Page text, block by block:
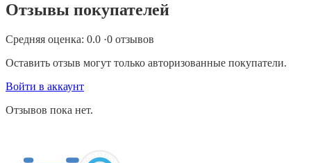
Отзывы покупателей
Средняя оценка: 0.0 ·0 отзывов
Оставить отзыв могут только авторизованные покупатели.
Войти в аккаунт
Отзывов пока нет.